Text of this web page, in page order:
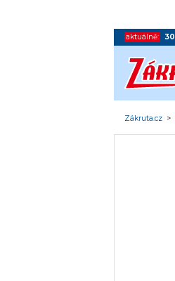
aktuálně: 30
Zákruta.cz >